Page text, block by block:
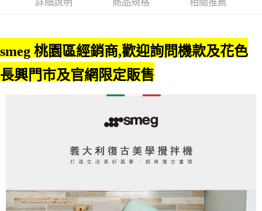
smeg 桃園區經銷商,歡迎詢問機款及花色
長興門市及官網限定販售